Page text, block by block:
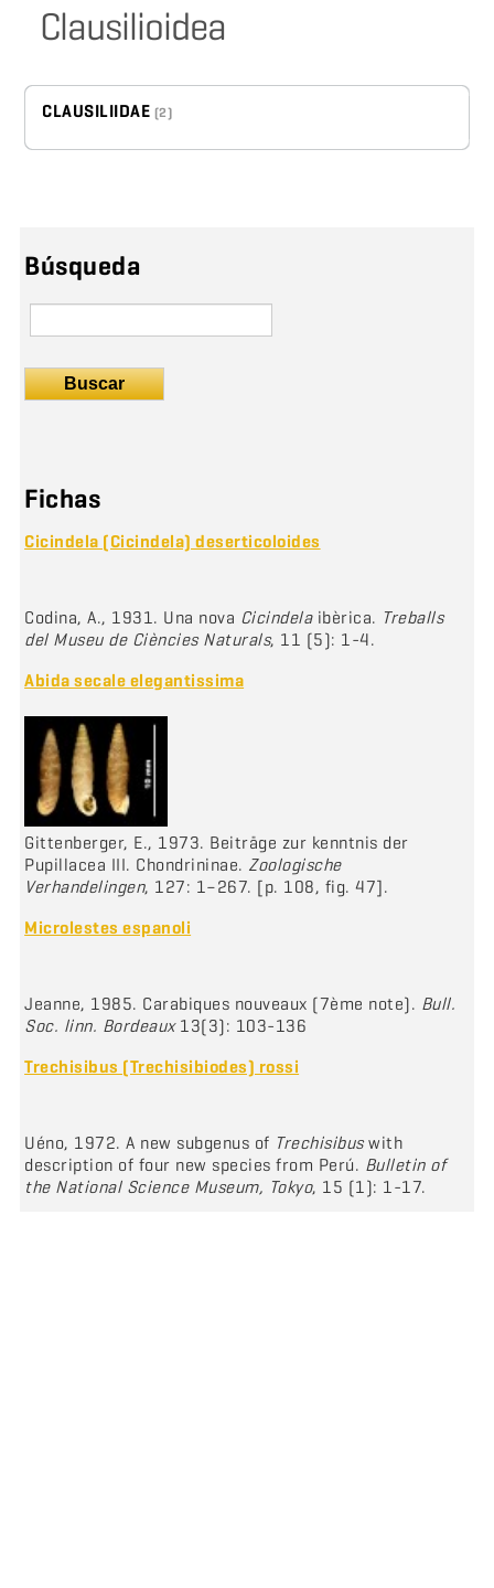
Clausilioidea
CLAUSILIIDAE (2)
Búsqueda
Buscar
Fichas
Cicindela (Cicindela) deserticoloides
Codina, A., 1931. Una nova Cicindelaibèrica. Treballs
del Museu de Ciències Naturals, 11 (5): 1-4.
Abida secale elegantissima
Gittenberger, E., 1973. Beiträge zur kenntnis der
Pupillacea III. Chondrininae. Zoologische
Verhandelingen, 127: 1–267. [p. 108, fig. 47].
Microlestes espanoli
Jeanne, 1985. Carabiques nouveaux (7ème note). Bull.
Soc. linn. Bordeaux13(3): 103-136
Trechisibus (Trechisibiodes) rossi
Uéno, 1972. A new subgenus of Trechisibuswith
description of four new species from Perú. Bulletin of
the National Science Museum, Tokyo, 15 (1): 1-17.